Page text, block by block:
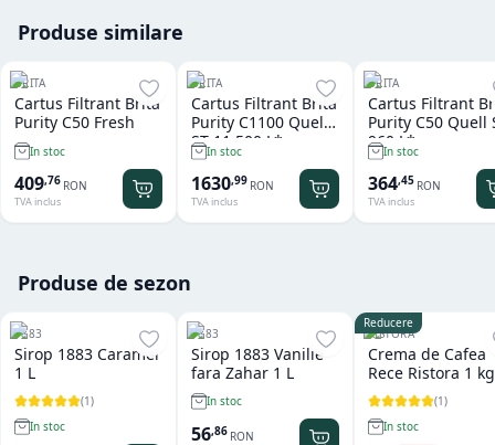
Produse similare
BRITA
Cartus Filtrant Brita
Purity C50 Fresh
In stoc
409,76 RON
TVA inclus
BRITA
Cartus Filtrant Brita
Purity C1100 Quell
ST 11.500 L*
In stoc
1630,99 RON
TVA inclus
BRITA
Cartus Filtrant
Purity C50 Quell
960 L*
In stoc
364,45 RON
TVA inclus
Produse de sezon
1883
Sirop 1883 Caramel
1 L
(1)
In stoc
1883
Sirop 1883 Vanilie
fara Zahar 1 L
In stoc
56,86 RON
Reducere
RISTORA
Crema de Cafea
Rece Ristora 1 kg
(1)
In stoc